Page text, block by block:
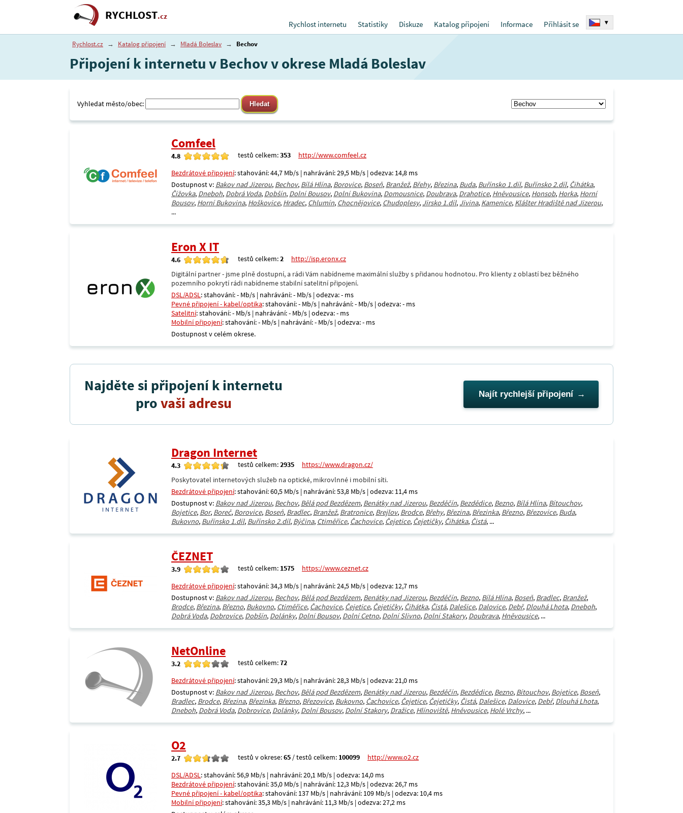
RYCHLOST.cz
Rychlost internetu
Statistiky Diskuze Katalog připojení Informace Přihlásit se ▾
Rychlost.cz → Katalog připojení → Mladá Boleslav → Bechov
Připojení k internetu v Bechov v okrese Mladá Boleslav
Vyhledat město/obec:
Comfeel
4.8 testů celkem:353
http://www.comfeel.cz
Bezdrátové připojení: stahování: 44,7 Mb/s | nahrávání: 29,5 Mb/s | odezva: 14,8 ms
Dostupnost v: Bakov nad Jizerou, Bechov, Bílá Hlína, Borovice, Boseň, Branžež, Břehy, Březina, Buda, Buřínsko 1.díl, Buřínsko 2.díl, Čihátka,
Čížovka, Dneboh, Dobrá Voda, Dobšín, Dolní Bousov, Dolní Bukovina, Domousnice, Doubrava, Drahotice, Hněvousice, Honsob, Horka, Horní
Bousov, Horní Bukovina, Hoškovice, Hradec, Chlumín, Chocnějovice, Chudoplesy, Jirsko 1.díl, Jivina, Kamenice, Klášter Hradiště nad Jizerou,
...
Eron X IT
4.6 testů celkem:2
http://isp.eronx.cz
Digitální partner - jsme plně dostupní, a rádi Vám nabídneme maximální služby s přidanou hodnotou. Pro klienty z oblastí bez běžného
pozemního pokrytí rádi nabídneme stabilní satelitní připojení.
DSL/ADSL: stahování: - Mb/s | nahrávání: - Mb/s | odezva: - ms
Pevné připojení - kabel/optika: stahování: - Mb/s | nahrávání: - Mb/s | odezva: - ms
Satelitní: stahování: - Mb/s | nahrávání: - Mb/s | odezva: - ms
Mobilní připojení: stahování: - Mb/s | nahrávání: - Mb/s | odezva: - ms
Dostupnost v celém okrese.
Najděte si připojení k internetu
provaši adresu Najít rychlejší připojení
Dragon Internet
4.3 testů celkem:2935
https://www.dragon.cz/
Poskytovatel internetových služeb na optické, mikrovlnné i mobilní síti.
Bezdrátové připojení: stahování: 60,5 Mb/s | nahrávání: 53,8 Mb/s | odezva: 11,4 ms
Dostupnost v: Bakov nad Jizerou, Bechov, Bělá pod Bezdězem, Benátky nad Jizerou, Bezděčín, Bezdědice, Bezno, Bílá Hlína, Bítouchov,
Bojetice, Bor, Boreč, Borovice, Boseň, Bradlec, Branžež, Bratronice, Brejlov, Brodce, Břehy, Březina, Březinka, Březno, Březovice, Buda,
Bukovno, Buřínsko 1.díl, Buřínsko 2.díl, Býčina, Ctiměřice, Čachovice, Čejetice, Čejetičky, Čihátka, Čistá, ...
ČEZNET
3.9 testů celkem: 1575
https://www.ceznet.cz
Bezdrátové připojení: stahování: 34,3 Mb/s | nahrávání: 24,5 Mb/s | odezva: 12,7 ms
Dostupnost v: Bakov nad Jizerou, Bechov, Bělá pod Bezdězem, Benátky nad Jizerou, Bezděčín, Bezno, Bílá Hlína, Boseň, Bradlec, Branžež,
Brodce, Březina, Březno, Bukovno, Ctiměřice, Čachovice, Čejetice, Čejetičky, Čihátka, Čistá, Dalešice, Dalovice, Debř, Dlouhá Lhota, Dneboh,
Dobrá Voda, Dobrovice, Dobšín, Dolánky, Dolní Bousov, Dolní Cetno, Dolní Slivno, Dolní Stakory, Doubrava, Hněvousice, ...
NetOnline
3.2 testů celkem:72
Bezdrátové připojení: stahování: 29,3 Mb/s | nahrávání: 28,3 Mb/s | odezva: 21,0 ms
Dostupnost v: Bakov nad Jizerou, Bechov, Bělá pod Bezdězem, Benátky nad Jizerou, Bezděčín, Bezdědice, Bezno, Bítouchov, Bojetice, Boseň,
Bradlec, Brodce, Březina, Březinka, Březno, Březovice, Bukovno, Čachovice, Čejetice, Čejetičky, Čistá, Dalešice, Dalovice, Debř, Dlouhá Lhota,
Dneboh, Dobrá Voda, Dobrovice, Dolánky, Dolní Bousov, Dolní Stakory, Dražice, Hlínoviště, Hněvousice, Holé Vrchy, ...
O2
2.7 testů v okrese:65 / testů celkem: 100099
http://www.o2.cz
DSL/ADSL: stahování: 56,9 Mb/s | nahrávání: 20,1 Mb/s | odezva: 14,0 ms
Bezdrátové připojení: stahování: 35,0 Mb/s | nahrávání: 12,3 Mb/s | odezva: 26,7 ms
Pevné připojení - kabel/optika: stahování: 137 Mb/s | nahrávání: 109 Mb/s | odezva: 10,4 ms
Mobilní připojení: stahování: 35,3 Mb/s | nahrávání: 11,3 Mb/s | odezva: 27,2 ms